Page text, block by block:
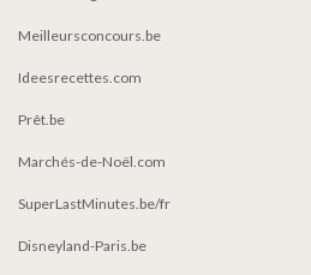
Meilleursconcours.be
Ideesrecettes.com
Prêt.be
Marchés-de-Noël.com
SuperLastMinutes.be/fr
Disneyland-Paris.be